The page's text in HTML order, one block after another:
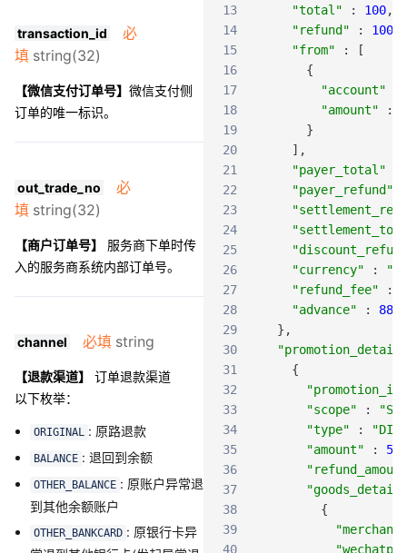
transaction_id
必
填 string(32)
【微信支付订单号】 微信支付侧
订单的唯一标识。
out_trade_no
必
填 string(32)
【商户订单号】
服务商下单时传
入的服务商系统内部订单号。
channel 必填 string
【退款渠道】
订单退款渠道
以下枚举：
ORIGINAL : 原路退款
BALANCE : 退回到余额
OTHER_BALANCE : 原账户异常退
到其他余额账户
OTHER_BANKCARD : 原银行卡异
13
"total" : 100,
14
"refund" : 100
15
"from" :
[
16
{
17
"account"
18
"amount" :
19
}
20
] ,
21
"payer_total"
22
"payer_refund"
23
24
25
26
"currency" :
27
"refund_fee" :
28
"advance" :
888
29
} ,
30
"promotion_detail"
31
{
32
"promotion_id"
33
"scope" :
34
"type" :
35
"amount" : 5
36
37
"goods_detail"
38
{
39
40